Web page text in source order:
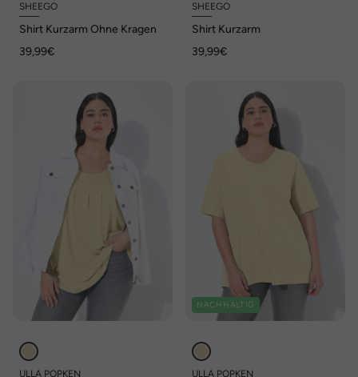
SHEEGO
Shirt Kurzarm Ohne Kragen
39,99€
SHEEGO
Shirt Kurzarm
39,99€
ULLA POPKEN
NACHHALTIG
ULLA POPKEN